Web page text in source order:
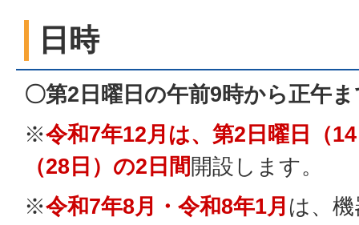
日時
〇第2日曜日の午前9時から正午
※令和7年12月は、第2日曜日（
（28日）の2日間 開設します。
※令和7年8月・令和8年1月 は、